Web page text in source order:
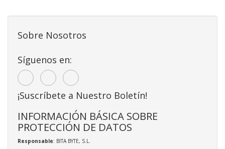
Sobre Nosotros
Síguenos en:
¡Suscríbete a Nuestro Boletín!
INFORMACIÓN BÁSICA SOBRE
PROTECCIÓN DE DATOS
Responsable: BITA BYTE, S.L.